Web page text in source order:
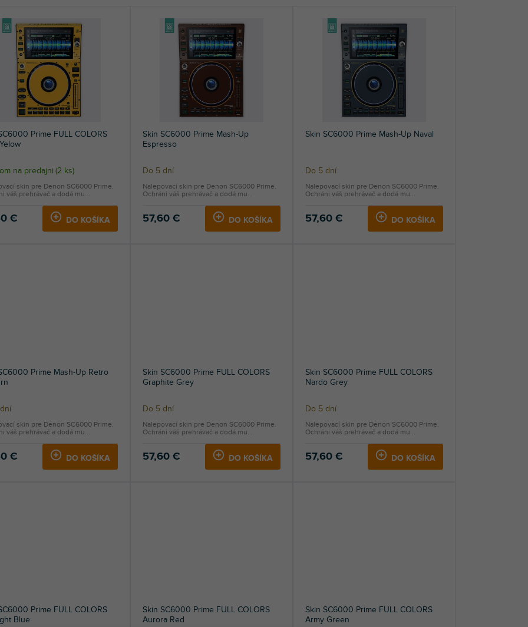
Prime FULL COLORS
na predajni (2 ks)
€ DO KOŠÍKA
skin pre Denon SC6000 Prime.
váš prehrávač a dodá mu...
Skin SC6000 Prime Mash-Up
Espresso
Do 5 dní
57,60 € DO KOŠÍKA
Nalepovací skin pre Denon SC6000 Prime.
Ochráni váš prehrávač a dodá mu...
Skin SC6000 Prime Mash-Up Naval
Do 5 dní
57,60 € DO KOŠÍKA
Nalepovací skin pre Denon SC6000 Prime.
Ochráni váš prehrávač a dodá mu...
Prime Mash-Up Retro
€ DO KOŠÍKA
skin pre Denon SC6000 Prime.
váš prehrávač a dodá mu...
Skin SC6000 Prime FULL COLORS
Graphite Grey
Do 5 dní
57,60 € DO KOŠÍKA
Nalepovací skin pre Denon SC6000 Prime.
Ochráni váš prehrávač a dodá mu...
Skin SC6000 Prime FULL COLORS
Nardo Grey
Do 5 dní
57,60 € DO KOŠÍKA
Nalepovací skin pre Denon SC6000 Prime.
Ochráni váš prehrávač a dodá mu...
Prime FULL COLORS
Blue
Skin SC6000 Prime FULL COLORS
Aurora Red
Skin SC6000 Prime FULL COLORS
Army Green